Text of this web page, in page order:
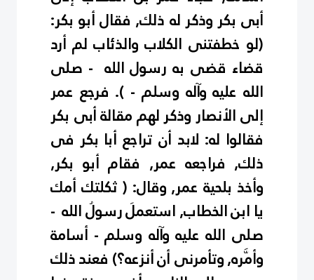
أبى بكر وذكر له ذلك, فقال أبو بكر:
(لو خطفتنى الكلاب والذئاب لم أرد
قضاء قضى به رسول الله - صلى
الله عليه وآله وسلم - ). فرجع عمر
إلى الأنصار وذكر لهم مقالة أبى بكر
فقالوا له: لابد أن تراجع أبا بكر فى
ذلك, فراجعه عمر, فقام أبو بكر,
وأخذ بلحية عمر, وقال: ( ثكلتك أمك
يا ابن الخطاب, استعملَ رسولُ الله -
صلى الله عليه وآله وسلم - أسامة
وأمَّره, وتأمرنى أن أنزعه؟) فعند ذلك